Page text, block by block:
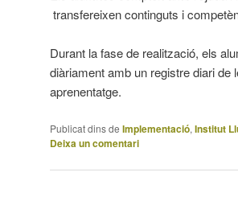
transfereixen continguts i
Durant la fase de realització, els
diàriament amb un registre diari
aprenentatge.
Publicat dins de Implementació, Institut
Deixa un comentari